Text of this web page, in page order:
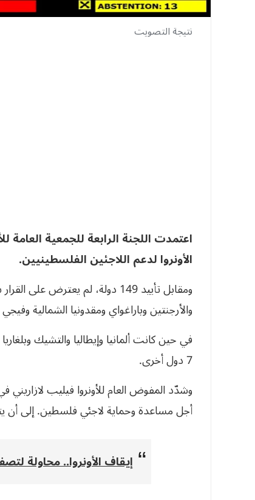
نتيجة التصويت
اعتمدت اللجنة الرابعة للجمعية العامة
الأونروا لدعم اللاجئين الفلسطينيين.
ومقابل تأييد 149 دولة، لم
والأرجنتين وباراغواي ومقدونيا الشمالية وفيجي
في حين كانت ألمانيا وإيطاليا والتشيك
7 دول أخرى.
وشدّد المفوض العام للأونروا فيليب لازاريني
أجل مساعدة وحماية لاجئي فلسطين. إلى أن
إيقاف الأونروا.. محاولة